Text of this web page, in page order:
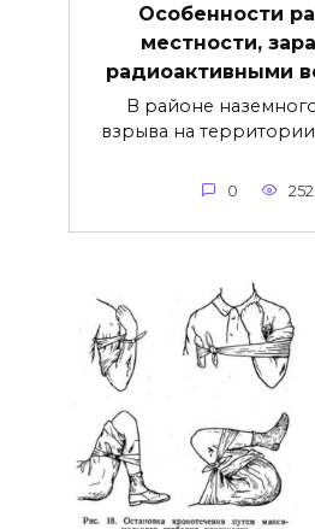
Особенности
местности,
радиоактивными
В районе
взрыва на
0 252